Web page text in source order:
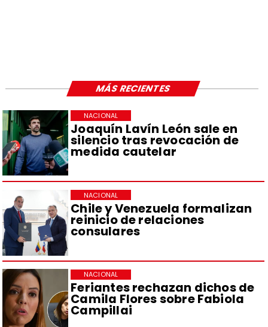
Joaquín Lavín León sale en
silencio tras revocación de
medida cautelar
NACIONAL
Chile y Venezuela formalizan
reinicio de relaciones
consulares
NACIONAL
Feriantes rechazan dichos de
Camila Flores sobre Fabiola
Campillai
NACIONAL
MÁS RECIENTES